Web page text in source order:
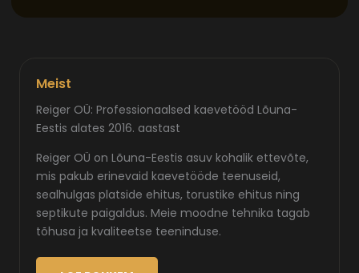
Meist
Reiger OÜ: Professionaalsed kaevetööd Lõuna-
Eestis alates 2016. aastast
Reiger OÜ on Lõuna-Eestis asuv kohalik ettevõte,
mis pakub erinevaid kaevetööde teenuseid,
sealhulgas platside ehitus, torustike ehitus ning
septikute paigaldus. Meie moodne tehnika tagab
tõhusa ja kvaliteetse teeninduse.